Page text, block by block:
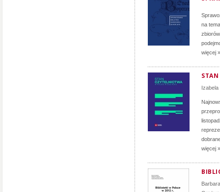
na
więcej »
więcej »